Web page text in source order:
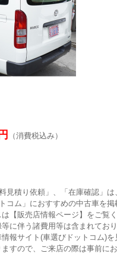
（消費税込み）
見積り依頼」、「在庫確認」
コム」におすすめの中古車を掲
【販売店情報ページ】をご覧く
に伴う諸費用等は含まれてお
報サイト(車選びドットコム)を
すので、ご来店の際は事前に